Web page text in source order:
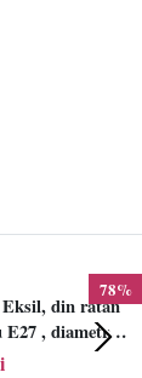
78%
din ratan
E27 , diametru